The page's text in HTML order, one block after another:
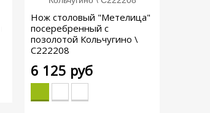
Нож столовый "Метелица"
посеребренный с
позолотой Кольчугино \
С222208
6 125 руб